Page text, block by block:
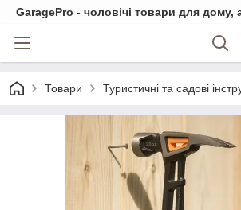
GaragePro - чоловічі товари для
Товари Туристичні та садові